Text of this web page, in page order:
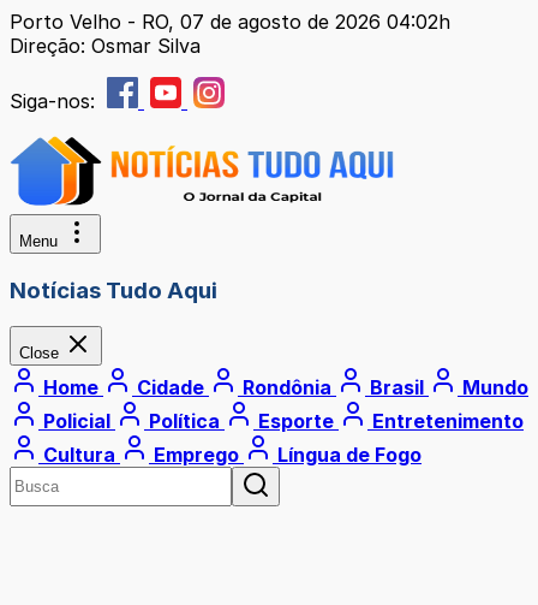
Porto Velho - RO, 07 de agosto de 2026 04:02h
Direção: Osmar Silva
Siga-nos:
Menu
Notícias Tudo Aqui
Close
Home Cidade Rondônia Brasil
Mundo
Policial
Política Esporte
Entretenimento
Cultura
Emprego Língua de Fogo